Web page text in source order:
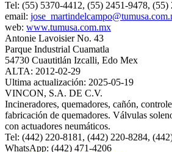
Tel: (55) 5370-4412, (55) 2451-9478, (55)
email:
web: www.tumusa.com.mx
Antonie Lavoisier No. 43
Parque Industrial Cuamatla
54730 Cuautitlán Izcalli, Edo Mex
ALTA: 2012-02-29
Ultima actualización: 2025-05-19
VINCON, S.A. DE C.V.
Incineradores, quemadores, cañón,
fabricación de quemadores. Válvulas
con actuadores neumáticos.
Tel: (442) 220-8181, (442) 220-8284,
WhatsApp: (442) 471-4206